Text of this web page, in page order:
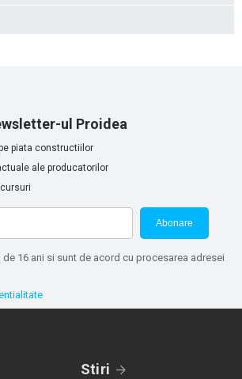
ul Proidea
piata constructiilor
ale producatorilor
Abonare
16 ani si sunt de acord cu procesarea adresei
Stiri